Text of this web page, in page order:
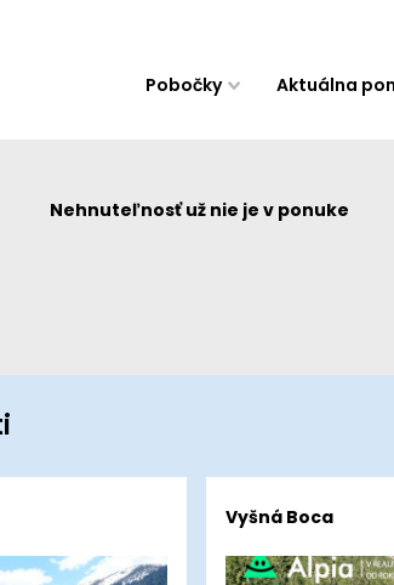
Pobočky Aktuálna
Nehnuteľnosť už nie je v ponuke
Vyšná Boca